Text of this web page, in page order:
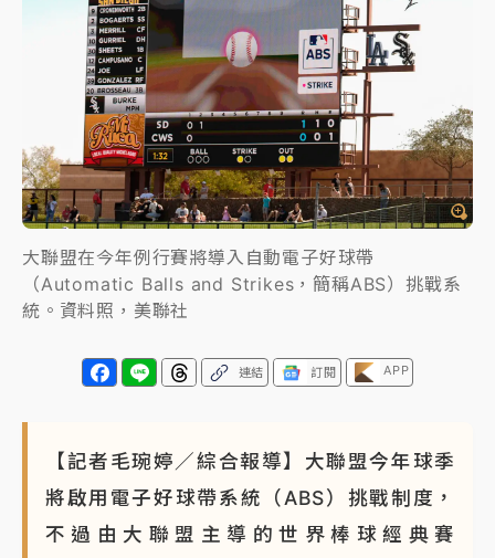
中信慈善基金會想增加董事人數！辜仲諒向法院聲請遭
駁 理由曝光
故宮《龍藏經》特展第2檔！今線上預約開賣一度塞車
周六起展出延長至晚上7時
台東農業處長涉圖利渡假村！東檢抗告成功 今重開羈
押庭
父親節泡湯了！中颱白海豚雨彈轟3天 「紅到發紫」降
雨熱區曝
大聯盟在今年例行賽將導入自動電子好球帶
（Automatic Balls and Strikes，簡稱ABS）挑戰系
統。資料照，美聯社
連結 訂閱 APP
【記者毛琬婷／綜合報導】大聯盟今年球季
將啟用電子好球帶系統（ABS）挑戰制度，
不過由大聯盟主導的世界棒球經典賽